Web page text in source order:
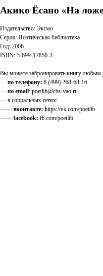
Акико Ёсано «На
Издательство: Эксмо
Серия: Поэтическая библиотека
Год: 2006
ISBN: 5-699-17850-3
Вы можете забронировать книгу
— по телефону: 8 (499) 268-68-16
— по email: poetlib@cbs-vao.ru
— в социальных сетях:
—— вконтакте: https://vk.com/poetlib
—— facebook: fb.com/poetlib